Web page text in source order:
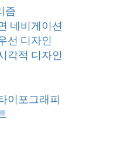
즘
네비게이션
선 디자인
각적 디자인
이포그래피